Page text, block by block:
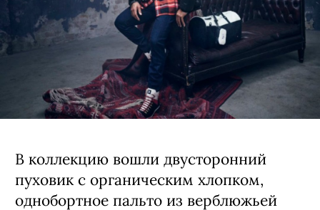
В коллекцию вошли двусторонний
пуховик с органическим хлопком,
однобортное пальто из верблюжьей